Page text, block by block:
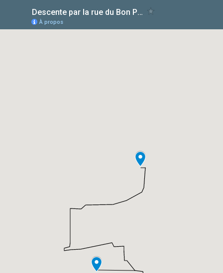
Descente par la rue du Bon Pasteur
À propos